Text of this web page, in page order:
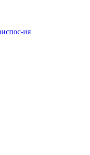
ия